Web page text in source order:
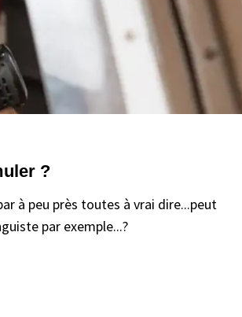
?
à peu près toutes à vrai dire...peut
par exemple...?